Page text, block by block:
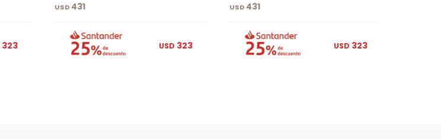
323
USD 431
USD 323
USD 431
USD 323